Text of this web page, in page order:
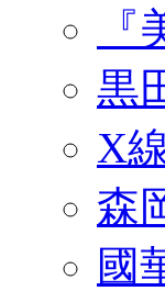
黒
X
森
國